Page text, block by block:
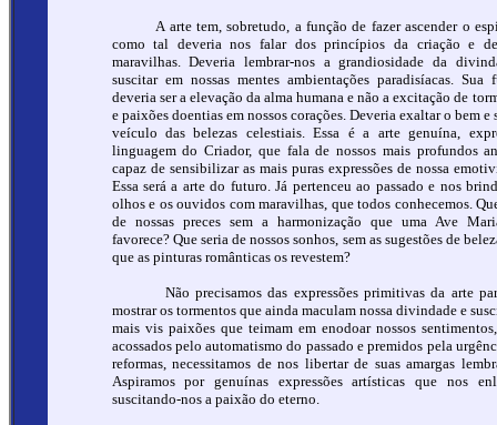
A arte tem, sobretudo, a função de fazer ascender o
como tal deveria nos falar dos princípios da criação e
maravilhas. Deveria lembrar-nos a grandiosidade da
suscitar em nossas mentes ambientações paradisíacas. Sua
deveria ser a elevação da alma humana e não a excitação de
e paixões doentias em nossos corações. Deveria exaltar o bem e
veículo das belezas celestiais. Essa é a arte genuína,
linguagem do Criador, que fala de nossos mais profundos
capaz de sensibilizar as mais puras expressões de nossa
Essa será a arte do futuro. Já pertenceu ao passado e nos
olhos e os ouvidos com maravilhas, que todos conhecemos.
de nossas preces sem a harmonização que uma Ave
favorece? Que seria de nossos sonhos, sem as sugestões de
que as pinturas românticas os revestem?
Não precisamos das expressões primitivas da arte
mostrar os tormentos que ainda maculam nossa divindade e
mais vis paixões que teimam em enodoar nossos
acossados pelo automatismo do passado e premidos pela
reformas, necessitamos de nos libertar de suas amargas
Aspiramos por genuínas expressões artísticas que nos
suscitando-nos a paixão do eterno.